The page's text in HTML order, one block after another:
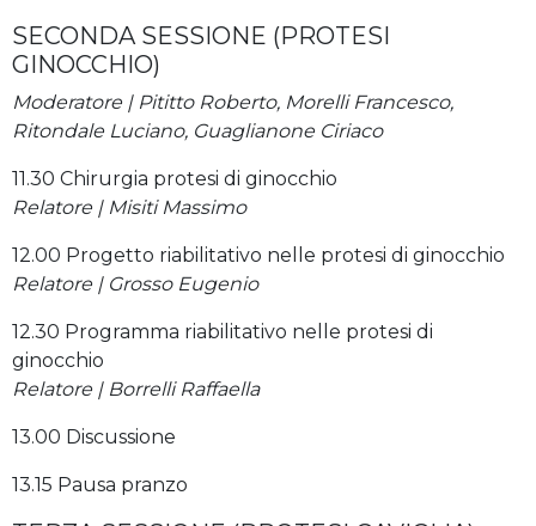
SECONDA SESSIONE (PROTESI
GINOCCHIO)
Moderatore | Pititto Roberto, Morelli Francesco,
Ritondale Luciano, Guaglianone Ciriaco
11.30 Chirurgia protesi di ginocchio
Relatore | Misiti Massimo
12.00 Progetto riabilitativo nelle protesi di ginocchio
Relatore | Grosso Eugenio
12.30 Programma riabilitativo nelle protesi di
ginocchio
Relatore | Borrelli Raffaella
13.00 Discussione
13.15 Pausa pranzo